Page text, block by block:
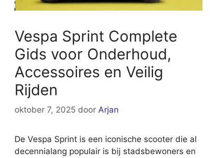
Vespa Sprint Complete
Gids voor Onderhoud,
Accessoires en Veilig
Rijden
oktober 7, 2025 door Arjan
De Vespa Sprint is een iconische scooter die al
decennialang populair is bij stadsbewoners en